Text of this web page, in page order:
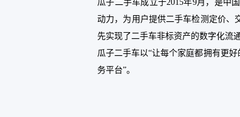
瓜子二手车成立于2015年9月，是中
动力，为用户提供二手车检测定价、
先实现了二手车非标资产的数字化流
瓜子二手车以“让每个家庭都拥有更
务平台”。